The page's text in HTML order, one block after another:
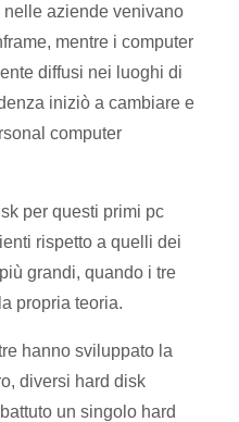
aziende venivano
mentre i computer
diffusi nei luoghi di
iniziò a cambiare e
computer
per questi primi pc
rispetto a quelli dei
grandi, quando i tre
propria teoria.
hanno sviluppato la
diversi hard disk
un singolo hard